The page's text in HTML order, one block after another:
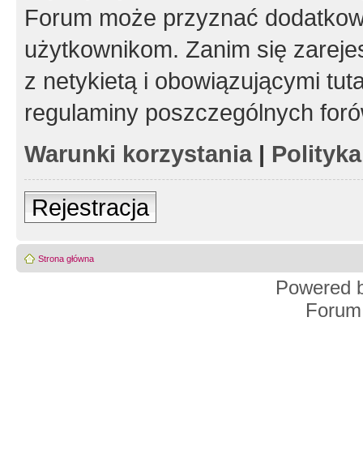
Forum może przyznać
użytkownikom. Zanim się
z netykietą i obowiązującymi
regulaminy poszczególnych
Warunki korzystania|
Rejestracja
Strona główna
Powered